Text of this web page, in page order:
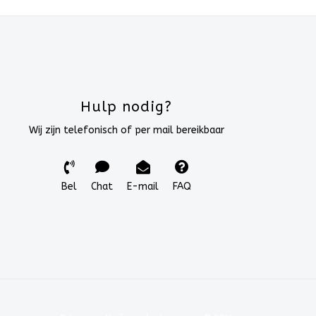
Hulp nodig?
Wij zijn telefonisch of per mail bereikbaar
Bel Chat E-mail FAQ